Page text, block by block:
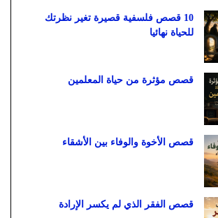
10 قصص فلسفية قصيرة تغير نظرتك
للحياة نهائيا
قصص مؤثرة من حياة المعلمين
قصص الأخوة والوفاء بين الأشقاء
قصص الفقر الذي لم يكسر الإرادة